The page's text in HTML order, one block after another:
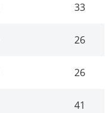
33
26
26
41